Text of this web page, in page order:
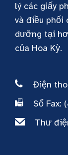
lý các giấy
và điều phối
dưỡng tại
của Hoa Kỳ.
Điện
Số Fax:
Thư